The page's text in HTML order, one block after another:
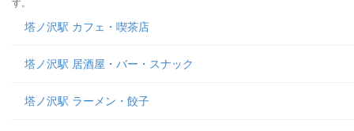
す。
塔ノ沢駅 カフェ・喫茶店
塔ノ沢駅 居酒屋・バー・スナック
塔ノ沢駅 ラーメン・餃子